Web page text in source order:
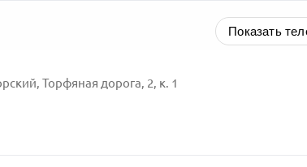
Торфяная дорога, 2, к. 1
Показать